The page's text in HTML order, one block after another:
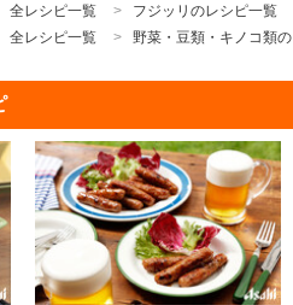
全レシピ一覧
フジッリのレシピ一覧
全レシピ一覧 野菜・豆類・キノコ類